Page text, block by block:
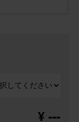
¥ ---